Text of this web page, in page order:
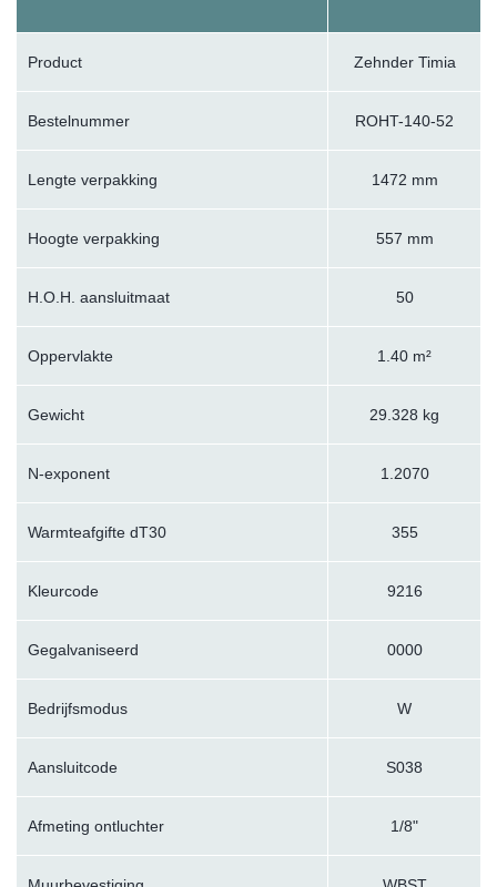
Product Zehnder Timia
Bestelnummer ROHT-140-52
Lengte verpakking 1472 mm
Hoogte verpakking 557 mm
H.O.H. aansluitmaat 50
Oppervlakte 1.40 m²
Gewicht 29.328 kg
N-exponent 1.2070
Warmteafgifte dT30 355
Kleurcode 9216
Gegalvaniseerd 0000
Bedrijfsmodus W
Aansluitcode S038
Afmeting ontluchter 1/8"